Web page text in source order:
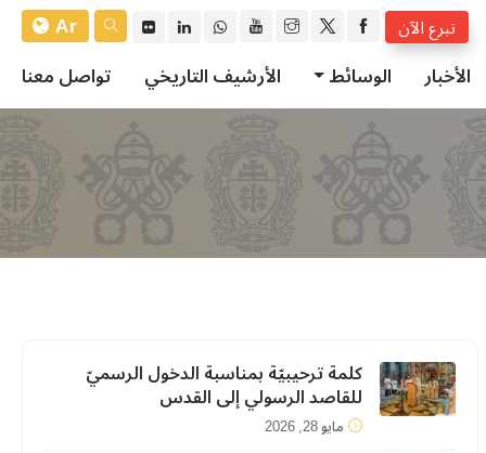
تبرع الآن
Ar
الأخبار الوسائط الأرشيف التاريخي تواصل معنا
كلمة ترحيبيّة بمناسبة الدخول الرسميّ
للقاصد الرسولي إلى القدس
مايو 28, 2026